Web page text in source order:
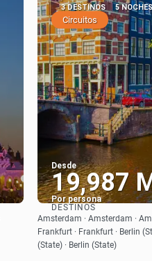
3 DESTINOS 5 NOCHES
Circuitos
Desde
19,987
Por persona
Ver
DESTINOS
Amsterdam · Amsterdam ·
Frankfurt · Frankfurt · Berlin
(State) · Berlin (State)